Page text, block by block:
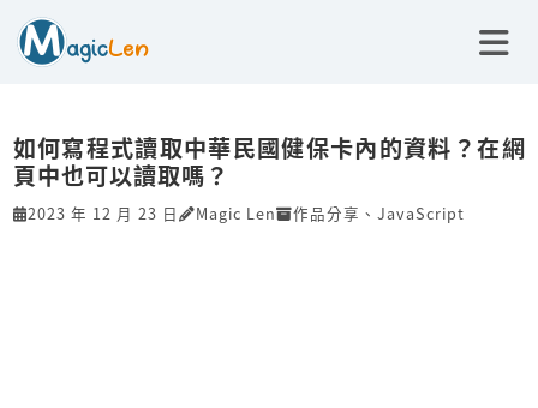
如何寫程式讀取中華民國健保卡內的資料？在網
頁中也可以讀取嗎？
2023 年 12 月 23 日 Magic Len 作品分享 、 JavaScript